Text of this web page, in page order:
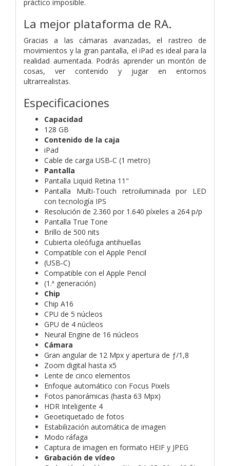
práctico imposible.
La mejor plataforma de RA.
Gracias a las cámaras avanzadas, el rastreo de
movimientos y la gran pantalla, el iPad es ideal para la
realidad aumentada. Podrás aprender un montón de
cosas, ver contenido y jugar en entornos
ultrarrealistas.
Especificaciones
Capacidad
128 GB
Contenido de la caja
iPad
Cable de carga USB‑C (1 metro)
Pantalla
Pantalla Liquid Retina 11"
Pantalla Multi-Touch retroiluminada por LED
con tecnología IPS
Resolución de 2.360 por 1.640 píxeles a 264 p/p
Pantalla True Tone
Brillo de 500 nits
Cubierta oleófuga antihuellas
Compatible con el Apple Pencil
(USB‑C)
Compatible con el Apple Pencil
(1.ª generación)
Chip
Chip A16
CPU de 5 núcleos
GPU de 4 núcleos
Neural Engine de 16 núcleos
Cámara
Gran angular de 12 Mpx y apertura de ƒ/1,8
Zoom digital hasta x5
Lente de cinco elementos
Enfoque automático con Focus Pixels
Fotos panorámicas (hasta 63 Mpx)
HDR Inteligente 4
Geoetiquetado de fotos
Estabilización automática de imagen
Modo ráfaga
Captura de imagen en formato HEIF y JPEG
Grabación de vídeo